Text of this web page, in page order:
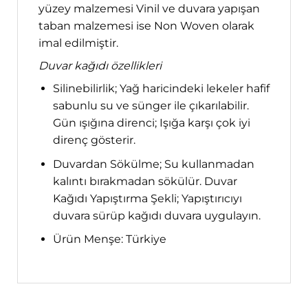
yüzey malzemesi Vinil ve duvara yapışan
taban malzemesi ise Non Woven olarak
imal edilmiştir.
Duvar kağıdı özellikleri
Silinebilirlik; Yağ haricindeki lekeler hafif
sabunlu su ve sünger ile çıkarılabilir.
Gün ışığına direnci; Işığa karşı çok iyi
direnç gösterir.
Duvardan Sökülme; Su kullanmadan
kalıntı bırakmadan sökülür. Duvar
Kağıdı Yapıştırma Şekli; Yapıştırıcıyı
duvara sürüp kağıdı duvara uygulayın.
Ürün Menşe: Türkiye